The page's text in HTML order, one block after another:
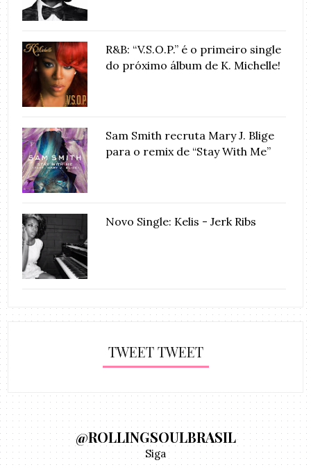
R&B: “V.S.O.P.” é o primeiro single
do próximo álbum de K. Michelle!
Sam Smith recruta Mary J. Blige
para o remix de “Stay With Me”
Novo Single: Kelis - Jerk Ribs
TWEET TWEET
@ROLLINGSOULBRASIL
Siga